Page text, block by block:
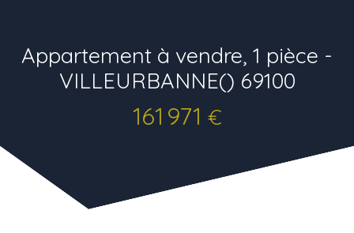
Appartement à vendre, 1 pièce -
VILLEURBANNE() 69100
161 971 €